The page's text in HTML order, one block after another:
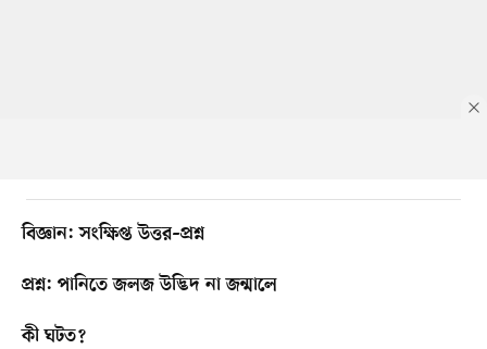
বিজ্ঞান: সংক্ষিপ্ত উত্তর–প্রশ্ন
প্রশ্ন: পানিতে জলজ উদ্ভিদ না জন্মালে
কী ঘটত?